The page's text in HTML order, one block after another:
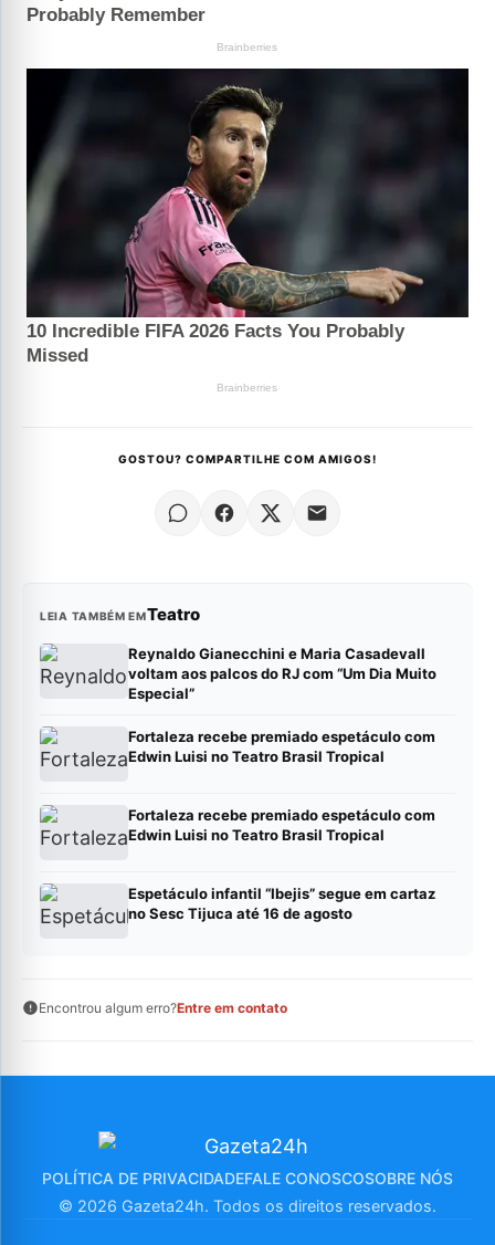
GOSTOU? COMPARTILHE COM AMIGOS!
LEIA TAMBÉM EMTeatro
Reynaldo Gianecchini e Maria Casadevall
voltam aos palcos do RJ com “Um Dia Muito
Especial”
Fortaleza recebe premiado espetáculo com
Edwin Luisi no Teatro Brasil Tropical
Fortaleza recebe premiado espetáculo com
Edwin Luisi no Teatro Brasil Tropical
Espetáculo infantil “Ibejis” segue em cartaz
no Sesc Tijuca até 16 de agosto
Encontrou algum erro?Entre em contato
POLÍTICA DE PRIVACIDADEFALE CONOSCOSOBRE NÓS
© 2026 Gazeta24h. Todos os direitos reservados.